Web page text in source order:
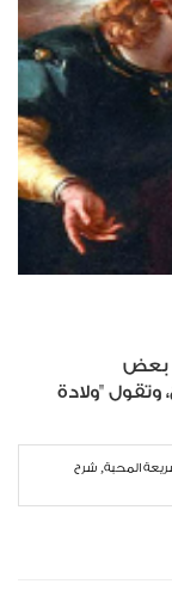
بعض
"ولادة
المحبة شرح